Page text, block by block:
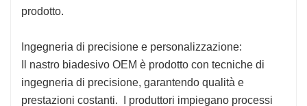
prodotto.
Ingegneria di precisione e personalizzazione:
Il nastro biadesivo OEM è prodotto con tecniche di
ingegneria di precisione, garantendo qualità e
prestazioni costanti. I produttori impiegano processi